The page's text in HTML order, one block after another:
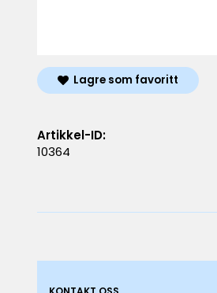
Lagre som favoritt
Artikkel-ID:
10364